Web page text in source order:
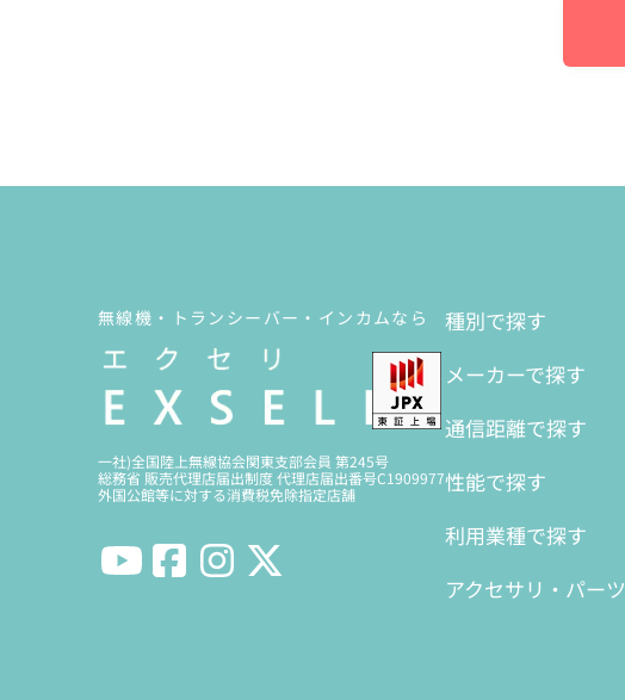
無線機・トランシーバー・インカムなら
一社)全国陸上無線協会関東支部会員 第245号
総務省 販売代理店届出制度 代理店届出番号C1909977
外国公館等に対する消費税免除指定店舗
種別で探す
メーカーで探す
通信距離で探す
性能で探す
利用業種で探す
アクセサリ・パーツ